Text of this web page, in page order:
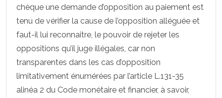
chèque une demande d’opposition au paiement est
tenu de vérifier la cause de l’opposition alléguée et
faut-il lui reconnaitre, le pouvoir de rejeter les
oppositions qu’il juge illégales, car non
transparentes dans les cas d’opposition
limitativement énumérées par l’article L.131-35
alinéa 2 du Code monétaire et financier, à savoir,